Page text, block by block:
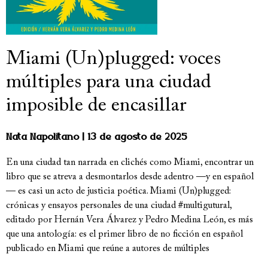
Miami (Un)plugged: voces
múltiples para una ciudad
imposible de encasillar
Nata Napolitano 13 de agosto de 2025
En una ciudad tan narrada en clichés como Miami, encontrar un
libro que se atreva a desmontarlos desde adentro —y en español
— es casi un acto de justicia poética. Miami (Un)plugged:
crónicas y ensayos personales de una ciudad #multigutural,
editado por Hernán Vera Álvarez y Pedro Medina León, es más
que una antología: es el primer libro de no ficción en español
publicado en Miami que reúne a autores de múltiples